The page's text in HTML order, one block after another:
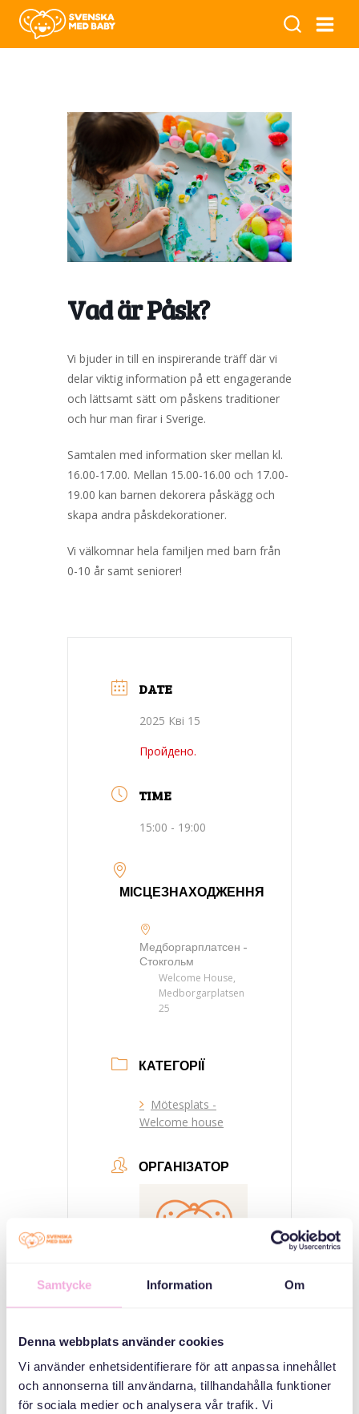
Samtycke Information Om
Denna webbplats använder cookies
Vi använder enhetsidentifierare för att anpassa innehållet
och annonserna till användarna, tillhandahålla funktioner
för sociala medier och analysera vår trafik. Vi
Vad är Påsk?
Vi bjuder in till en inspirerande träff där vi
delar viktig information på ett engagerande
och lättsamt sätt om påskens traditioner
och hur man firar i Sverige.
Samtalen med information sker mellan kl.
16.00-17.00. Mellan 15.00-16.00 och 17.00-
19.00 kan barnen dekorera påskägg och
skapa andra påskdekorationer.
Vi välkomnar hela familjen med barn från
0-10 år samt seniorer!
DATE
2025 Кві 15
Пройдено.
TIME
15:00 - 19:00
МІСЦЕЗНАХОДЖЕННЯ
Медборгарплатсен -
Стокгольм
Welcome House,
Medborgarplatsen
25
КАТЕГОРІЇ
Mötesplats -
Welcome house
ОРГАНІЗАТОР
bokningen@svenskamedbaby.se